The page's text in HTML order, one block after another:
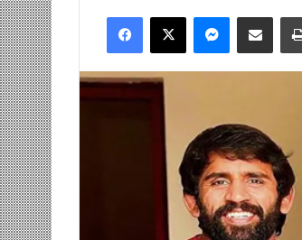
Facebook
X Messenger
Share via Email